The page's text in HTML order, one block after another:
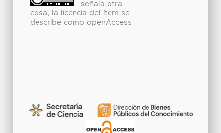
señala otra
cosa, la licencia del ítem se
describe como openAccess